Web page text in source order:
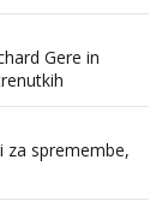
Gere in
za spremembe,